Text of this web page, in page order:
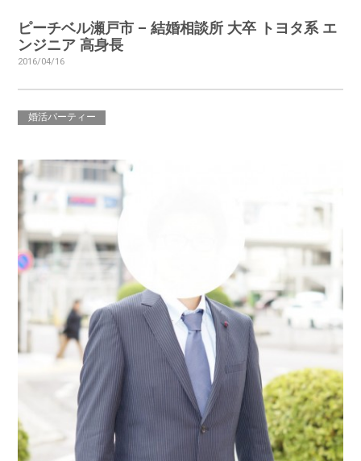
ピーチベル瀬戸市 – 結婚相談所 大卒 トヨタ系 エ
ンジニア 高身長
2016/04/16
婚活パーティー